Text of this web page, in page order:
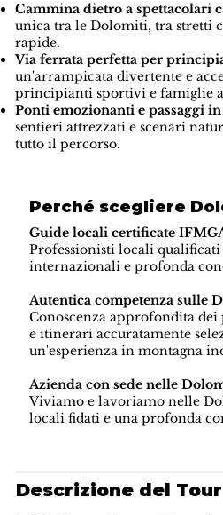
Cammina dietro a spettacolari
unica tra le Dolomiti, tra stretti
rapide.
Via ferrata perfetta per
un'arrampicata divertente e
principianti sportivi e famiglie
Ponti emozionanti e passaggi
sentieri attrezzati e scenari
tutto il percorso.
Perché scegliere
Guide locali certificate
Professionisti locali qualificati
internazionali e profonda
Autentica competenza sulle
Conoscenza approfondita
e itinerari accuratamente
un'esperienza in montagna
Azienda con sede nelle
Viviamo e lavoriamo nelle
locali fidati e una profonda
Descrizione del Tour